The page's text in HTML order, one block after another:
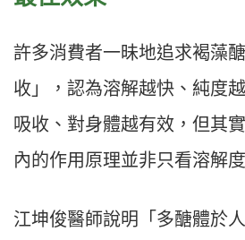
許多消費者一昧地追求褐藻
收」，認為溶解越快、純度
吸收、對身體越有效，但其
內的作用原理並非只看溶解
江坤俊醫師說明「多醣體於